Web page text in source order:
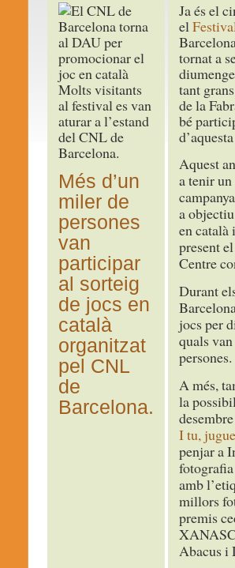
Molts visitants
al festival es van
aturar a l’estand
del CNL de
Barcelona.
Més d’un
miler de
persones
van
participar
al sorteig
de jocs en
català
organitzat
pel CNL
de
Barcelona.
Ja és el
el
tornat a
tant
de la
bé
Aquest
a tenir
a
en català
present
Centre
Durant
jocs per
quals
persones.
A més,
la
I tu,
penjar a
amb
millors
premis
Abacus i